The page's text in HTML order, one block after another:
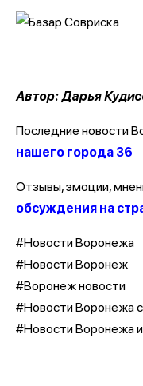
Автор: Дарья
Последние новости
нашего города 36
Отзывы, эмоции,
обсуждения на
#Новости Воронежа
#Новости Воронеж
#Воронеж новости
#Новости Воронежа
#Новости Воронежа